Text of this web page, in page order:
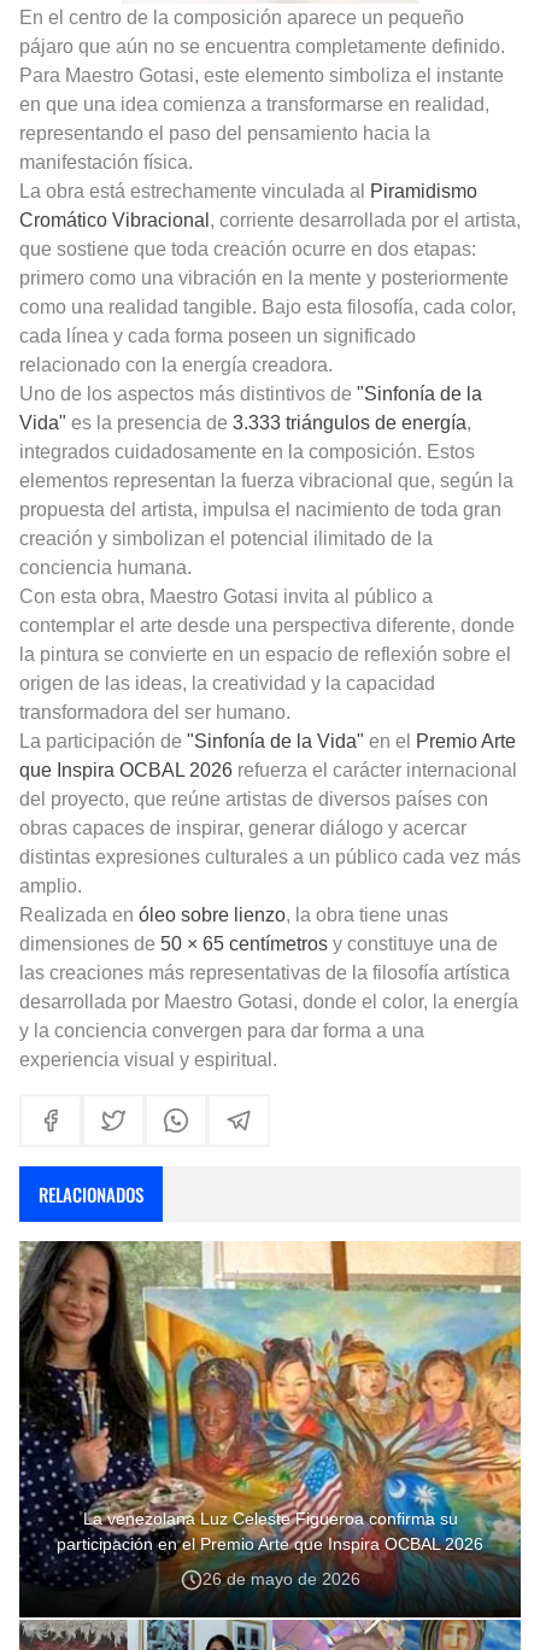
En el centro de la composición aparece un pequeño
pájaro que aún no se encuentra completamente definido.
Para Maestro Gotasi, este elemento simboliza el instante
en que una idea comienza a transformarse en realidad,
representando el paso del pensamiento hacia la
manifestación física.
La obra está estrechamente vinculada al
Piramidismo
Cromático Vibracional , corriente desarrollada por el artista,
que sostiene que toda creación ocurre en dos etapas:
primero como una vibración en la mente y posteriormente
como una realidad tangible. Bajo esta filosofía, cada color,
cada línea y cada forma poseen un significado
relacionado con la energía creadora.
Uno de los aspectos más distintivos de "Sinfonía de la
Vida" es la presencia de 3.333 triángulos de energía,
integrados cuidadosamente en la composición. Estos
elementos representan la fuerza vibracional que, según la
propuesta del artista, impulsa el nacimiento de toda gran
creación y simbolizan el potencial ilimitado de la
conciencia humana.
Con esta obra, Maestro Gotasi invita al público a
contemplar el arte desde una perspectiva diferente, donde
la pintura se convierte en un espacio de reflexión sobre el
origen de las ideas, la creatividad y la capacidad
transformadora del ser humano.
La participación de "Sinfonía de la Vida" en el
Premio Arte
que Inspira OCBAL 2026 refuerza el carácter internacional
del proyecto, que reúne artistas de diversos países con
obras capaces de inspirar, generar diálogo y acercar
distintas expresiones culturales a un público cada vez más
amplio.
Realizada en óleo sobre lienzo, la obra tiene unas
dimensiones de 50 × 65 centímetros y constituye una de
las creaciones más representativas de la filosofía artística
desarrollada por Maestro Gotasi, donde el color, la energía
y la conciencia convergen para dar forma a una
experiencia visual y espiritual.
RELACIONADOS
La venezolana Luz Celeste Figueroa confirma su
participación en el Premio Arte que Inspira OCBAL 2026
26 de mayo de 2026